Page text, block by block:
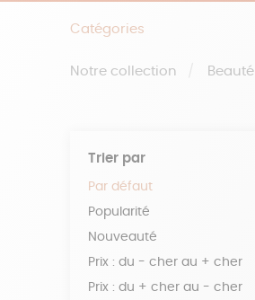
Catégories
Notre collection Beauté
Trier par
Par défaut
Popularité
Nouveauté
Prix : du - cher au + cher
Prix : du + cher au - cher